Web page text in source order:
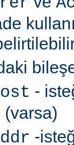
-
(varsa)
-